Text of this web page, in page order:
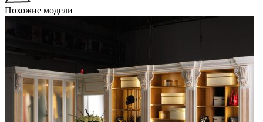
Похожие модели